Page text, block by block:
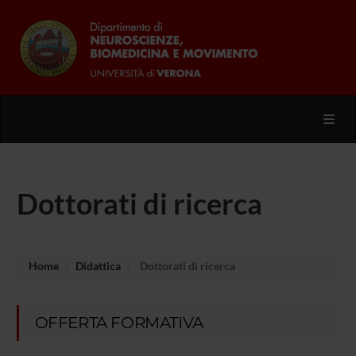
Dottorati di ricerca
Home Didattica Dottorati di ricerca
OFFERTA FORMATIVA